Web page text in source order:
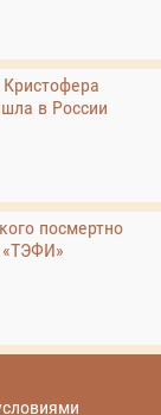
в России
посмертно
«ТЭФИ»